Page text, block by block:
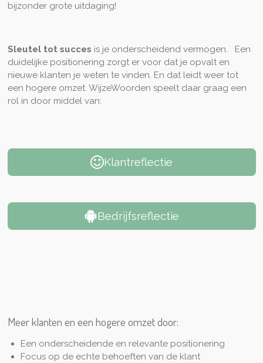
bijzonder grote uitdaging!
Sleutel tot succes is je onderscheidend vermogen. Een
duidelijke positionering zorgt er voor dat je opvalt en
nieuwe klanten je weten te vinden. En dat leidt weer tot
een hogere omzet. WijzeWoorden speelt daar graag een
rol in door middel van:
Klantreflectie
Bedrijfsreflectie
Meer klanten en een hogere omzet door:
Een onderscheidende en relevante positionering
Focus op de echte behoeften van de klant